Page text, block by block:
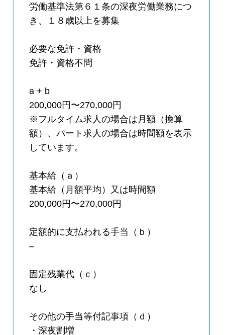
労働基準法第６１条の深夜労働業務につ
き、１８歳以上を募集
必要な免許・資格
免許・資格不問
a + b
200,000円〜270,000円
※フルタイム求人の場合は月額（換算
額）、パート求人の場合は時間額を表示
しています。
基本給（ａ）
基本給（月額平均）又は時間額
200,000円〜270,000円
定額的に支払われる手当（ｂ）
–
固定残業代（ｃ）
なし
その他の手当等付記事項（ｄ）
・深夜割増